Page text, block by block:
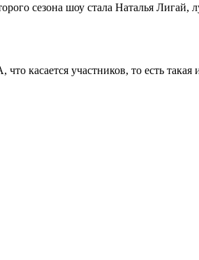
сезона шоу стала Наталья Лигай,
касается участников, то есть такая